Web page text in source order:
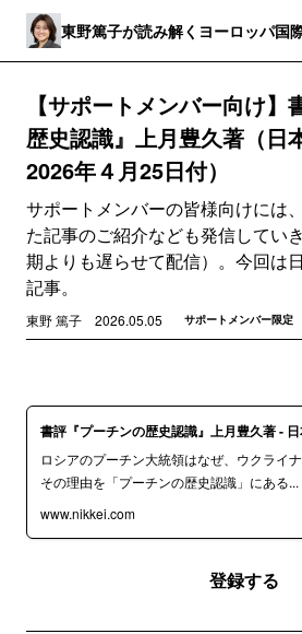
東野篤子が読み解くヨーロッパ国
【サポートメンバー向け
歴史認識』上月豊久著（日
2026年４月25日付）
サポートメンバーの皆様向けには
た記事のご紹介なども発信してい
期よりも遅らせて配信）。今回は
記事。
東野 篤子 2026.05.05 サポートメンバー限定
書評『プーチンの歴史認識』上月豊久著 -
ロシアのプーチン大統領はなぜ、ウクライ
その理由を「プーチンの歴史認識」にある...
www.nikkei.com
登録する